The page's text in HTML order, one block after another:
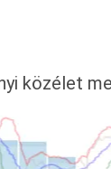
közélet